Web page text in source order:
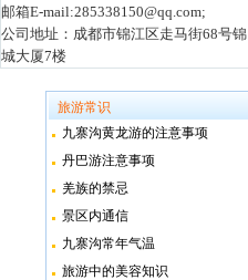
邮箱E-mail:285338150@qq.com;
公司地址：成都市锦江区走马街68号锦
城大厦7楼
旅游常识
九寨沟黄龙游的注意事项
丹巴游注意事项
羌族的禁忌
景区内通信
九寨沟常年气温
旅游中的美容知识